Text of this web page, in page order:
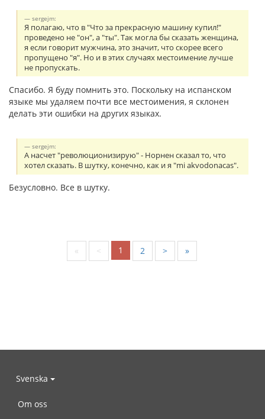
sergejm:
Я полагаю, что в "Что за прекрасную машину купил!"
проведено не "он", а "ты". Так могла бы сказать женщина,
я если говорит мужчина, это значит, что скорее всего
пропущено "я". Но и в этих случаях местоимение лучше
не пропускать.
Спасибо. Я буду помнить это. Поскольку на испанском
языке мы удаляем почти все местоимения, я склонен
делать эти ошибки на других языках.
sergejm:
А насчет "революционизирую" - Норнен сказал то, что
хотел сказать. В шутку, конечно, как и я "mi akvodonacas".
Безусловно. Все в шутку.
« < 1 2 > »
Svenska
Om oss